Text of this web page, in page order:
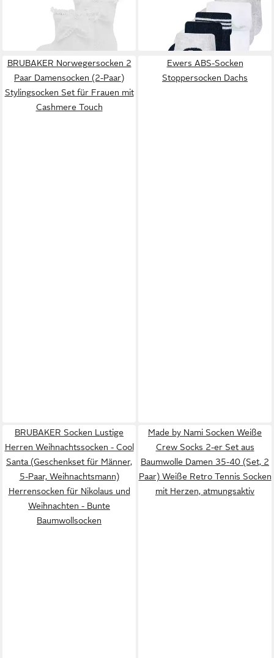
mit Spitze (2-Paar)
12,99 €
GOTS Elefant (6-Paar)
22,99 €
BRUBAKER Norwegersocken 2
Paar Damensocken (2-Paar)
Stylingsocken Set für Frauen mit
Cashmere Touch
Ewers ABS-Socken
Stoppersocken Dachs
BRUBAKER Socken Lustige
Herren Weihnachtssocken - Cool
Santa (Geschenkset für Männer,
5-Paar, Weihnachtsmann)
Herrensocken für Nikolaus und
Weihnachten - Bunte
Baumwollsocken
Made by Nami Socken Weiße
Crew Socks 2-er Set aus
Baumwolle Damen 35-40 (Set, 2
Paar) Weiße Retro Tennis Socken
mit Herzen, atmungsaktiv